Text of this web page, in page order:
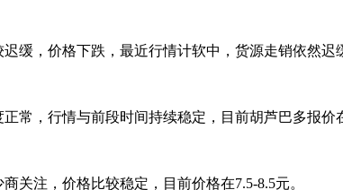
缓，价格下跌，最近行情计软中，货源走销依然迟
常，行情与前段时间持续稳定，目前胡芦巴多报价
关注，价格比较稳定，目前价格在7.5-8.5元。